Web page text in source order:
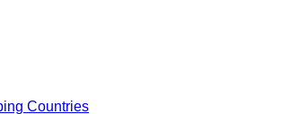
Countries